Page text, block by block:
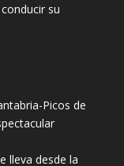
su
Picos de
lleva desde la